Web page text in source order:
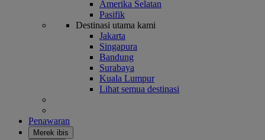
Amerika Selatan
Pasifik
Destinasi utama kami
Jakarta
Singapura
Bandung
Surabaya
Kuala Lumpur
Lihat semua destinasi
Penawaran
Merek ibis